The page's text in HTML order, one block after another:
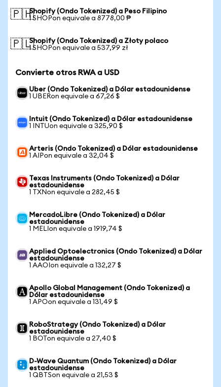
🇵🇭Shopify (Ondo Tokenized) a Peso Filipino
1 SHOPon equivale a 8778,00 ₱
🇵🇱Shopify (Ondo Tokenized) a Złoty polaco
1 SHOPon equivale a 537,99 zł
Convierte otros RWA a USD
Uber (Ondo Tokenized) a Dólar estadounidense
1 UBERon equivale a 67,26 $
Intuit (Ondo Tokenized) a Dólar estadounidense
1 INTUon equivale a 325,90 $
Arteris (Ondo Tokenized) a Dólar estadounidense
1 AIPon equivale a 32,04 $
Texas Instruments (Ondo Tokenized) a Dólar
estadounidense
1 TXNon equivale a 282,45 $
MercadoLibre (Ondo Tokenized) a Dólar
estadounidense
1 MELIon equivale a 1919,74 $
Applied Optoelectronics (Ondo Tokenized) a Dólar
estadounidense
1 AAOIon equivale a 132,27 $
Apollo Global Management (Ondo Tokenized) a
Dólar estadounidense
1 APOon equivale a 131,49 $
RoboStrategy (Ondo Tokenized) a Dólar
estadounidense
1 BOTon equivale a 27,40 $
D-Wave Quantum (Ondo Tokenized) a Dólar
estadounidense
1 QBTSon equivale a 21,53 $